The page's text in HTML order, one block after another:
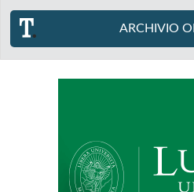
ARCHIVIO